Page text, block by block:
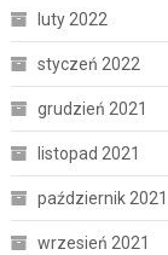
luty 2022
styczeń 2022
grudzień 2021
listopad 2021
październik 2021
wrzesień 2021